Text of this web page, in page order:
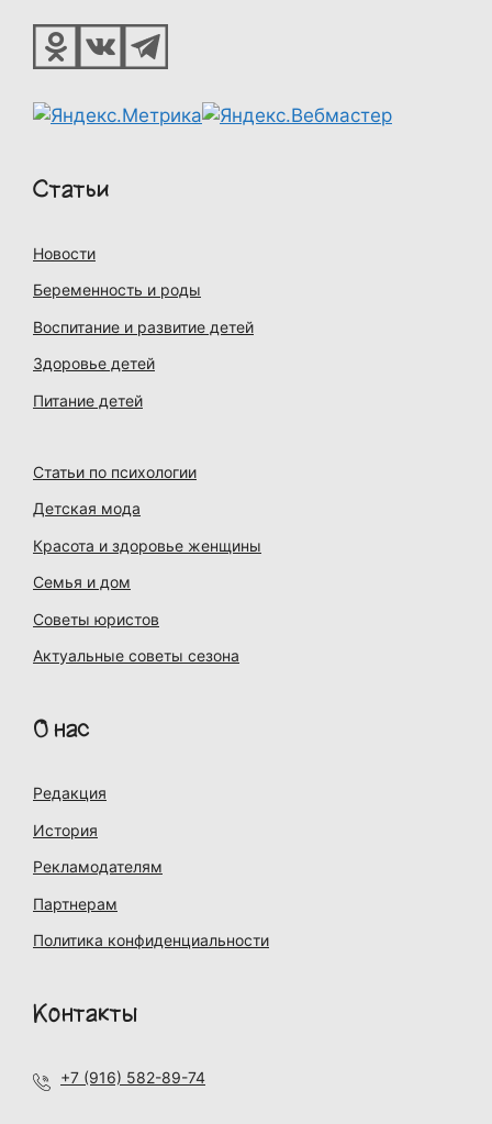
Статьи
Новости
Беременность и роды
Воспитание и развитие детей
Здоровье детей
Питание детей
Статьи по психологии
Детская мода
Красота и здоровье женщины
Семья и дом
Советы юристов
Актуальные советы сезона
О нас
Редакция
История
Рекламодателям
Партнерам
Политика конфиденциальности
Контакты
+7 (916) 582-89-74